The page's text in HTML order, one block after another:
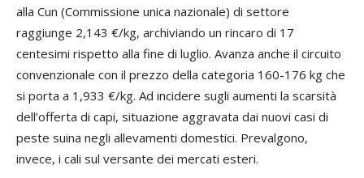
alla Cun (Commissione unica nazionale) di settore
raggiunge 2,143 €/kg, archiviando un rincaro di 17
centesimi rispetto alla fine di luglio. Avanza anche il circuito
convenzionale con il prezzo della categoria 160-176 kg che
si porta a 1,933 €/kg. Ad incidere sugli aumenti la scarsità
dell’offerta di capi, situazione aggravata dai nuovi casi di
peste suina negli allevamenti domestici. Prevalgono,
invece, i cali sul versante dei mercati esteri.